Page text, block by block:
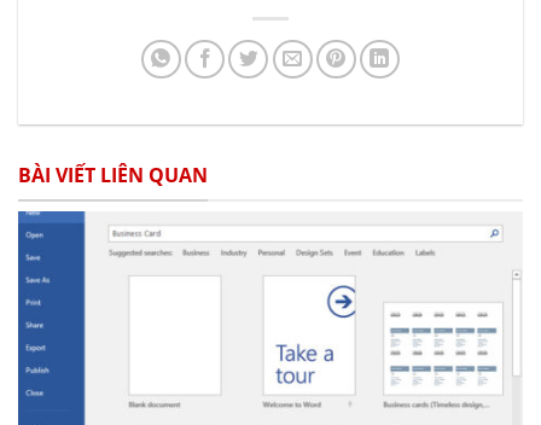
BÀI VIẾT LIÊN QUAN